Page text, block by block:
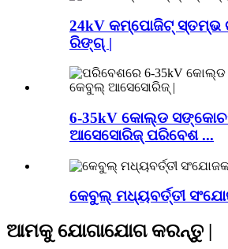
24kV କମ୍ପୋଜିଟ୍ ସ୍ତମ୍ଭ
ରିଙ୍ଗ୍ |
6-35kV କୋଲ୍ଡ
ଆସେସୋରିଜ୍ ପରିବେଶ ...
କେବୁଲ୍ ମଧ୍ୟବର୍ତ୍ତୀ
ଆମକୁ ଯୋଗାଯୋଗ କରନ୍ତୁ |